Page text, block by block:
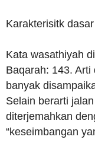
Karakterisitk
Kata wasathiyah
Baqarah: 143.
banyak
Selain berarti
diterjemahkan
“keseimbangan